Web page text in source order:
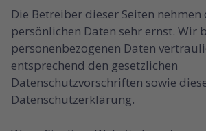
Die Betreiber dieser Seiten nehmen
persönlichen Daten sehr ernst. Wir
personenbezogenen Daten
entsprechend den gesetzlichen
Datenschutzvorschriften sowie
Datenschutzerklärung.